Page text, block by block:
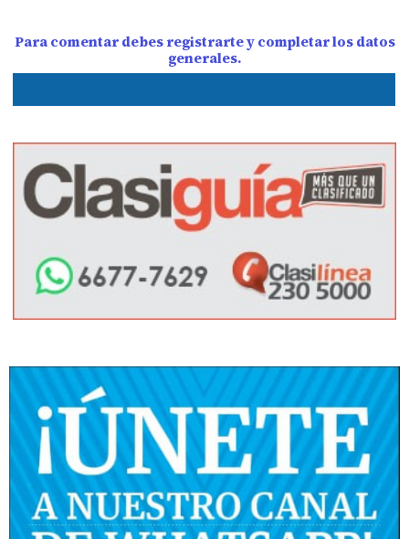
Para comentar debes registrarte y completar los datos
generales.